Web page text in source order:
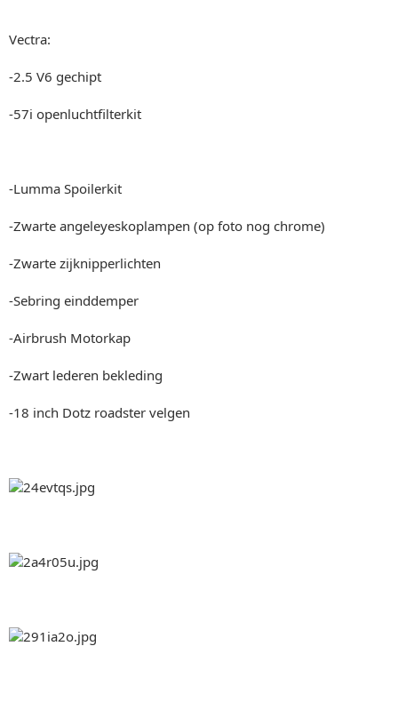
Vectra:
-2.5 V6 gechipt
-57i openluchtfilterkit
-Lumma Spoilerkit
-Zwarte angeleyeskoplampen (op foto nog chrome)
-Zwarte zijknipperlichten
-Sebring einddemper
-Airbrush Motorkap
-Zwart lederen bekleding
-18 inch Dotz roadster velgen